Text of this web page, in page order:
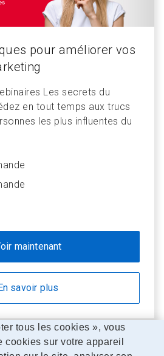
pour améliorer vos
Les secrets du
en tout temps aux trucs
les plus influentes du
maintenant
savoir plus
tous les cookies », vous
sur votre appareil